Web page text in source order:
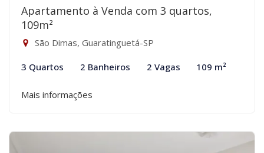
Apartamento à Venda com 3 quartos,
109m²
São Dimas, Guaratinguetá-SP
3 Quartos 2 Banheiros 2 Vagas 109 m²
Mais informações